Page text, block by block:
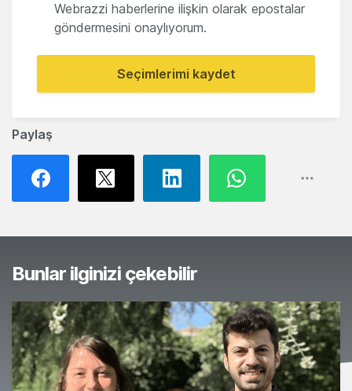
Paylaş
Webrazzi haberlerine ilişkin olarak epostalar
göndermesini onaylıyorum.
Seçimlerimi kaydet
Bunlar ilginizi çekebilir